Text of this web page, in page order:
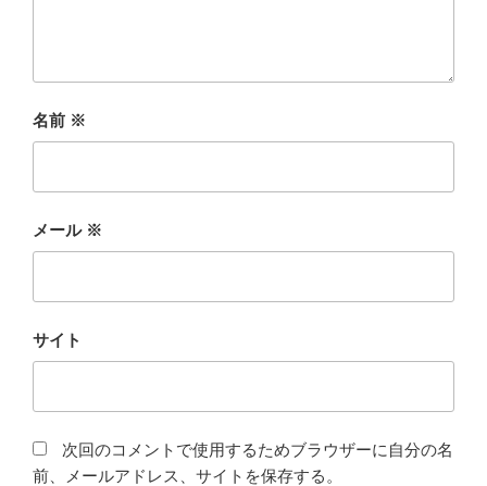
名前 ※
メール ※
サイト
次回のコメントで使用するためブラウザーに自分の名
前、メールアドレス、サイトを保存する。